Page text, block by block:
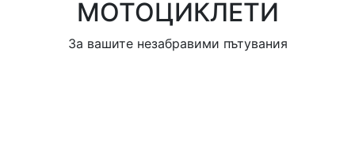
МОТОЦИКЛЕТИ
За вашите незабравими пътувания